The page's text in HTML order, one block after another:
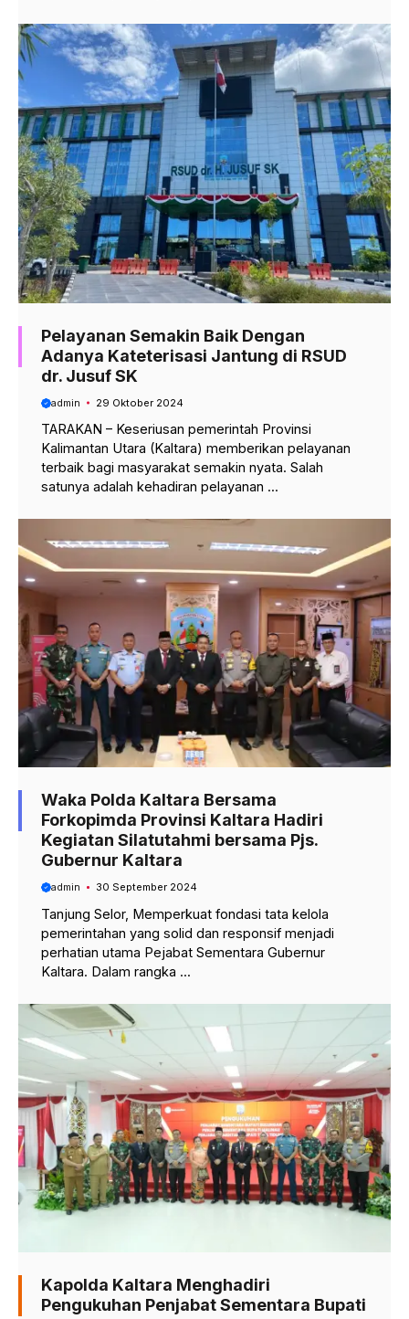
Pelayanan Semakin Baik Dengan
Adanya Kateterisasi Jantung di RSUD
dr. Jusuf SK
admin 29 Oktober 2024
TARAKAN – Keseriusan pemerintah Provinsi
Kalimantan Utara (Kaltara) memberikan pelayanan
terbaik bagi masyarakat semakin nyata. Salah
satunya adalah kehadiran pelayanan ...
Waka Polda Kaltara Bersama
Forkopimda Provinsi Kaltara Hadiri
Kegiatan Silatutahmi bersama Pjs.
Gubernur Kaltara
admin 30 September 2024
Tanjung Selor, Memperkuat fondasi tata kelola
pemerintahan yang solid dan responsif menjadi
perhatian utama Pejabat Sementara Gubernur
Kaltara. Dalam rangka ...
Kapolda Kaltara Menghadiri
Pengukuhan Penjabat Sementara Bupati